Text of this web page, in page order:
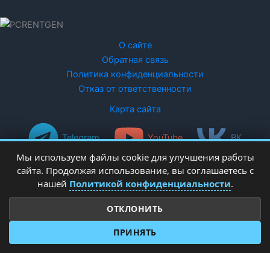
О сайте
Обратная связь
Политика конфиденциальности
Отказ от ответственности
Карта сайта
Telegram YouTube ВК
Copyright © 2026 PCRentgen - настройка Windows
Мы используем файлы cookie для улучшения работы
сайта. Продолжая использование, вы соглашаетесь с
нашей Политикой конфиденциальности.
ОТКЛОНИТЬ
ПРИНЯТЬ